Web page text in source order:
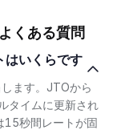
くある質問
ます。JTOから
タイムに更新され
15秒間レートが固